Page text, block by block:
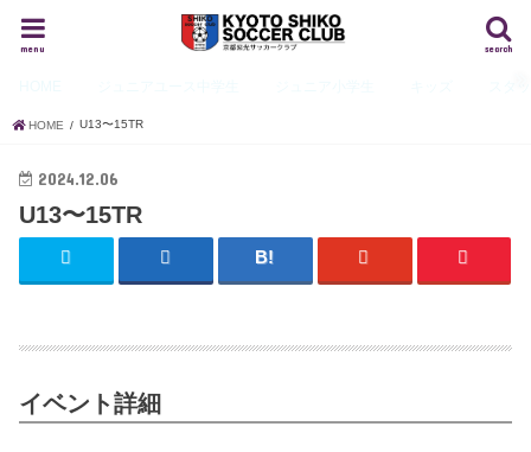
search
menu
HOME U13〜15TR
2024.12.06
U13〜15TR
イベント詳細